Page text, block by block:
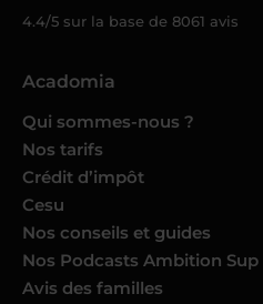
4.4/5 sur la base de 8061 avis
Acadomia
Qui sommes-nous ?
Nos tarifs
Crédit d’impôt
Cesu
Nos conseils et guides
Nos Podcasts Ambition Sup
Avis des familles